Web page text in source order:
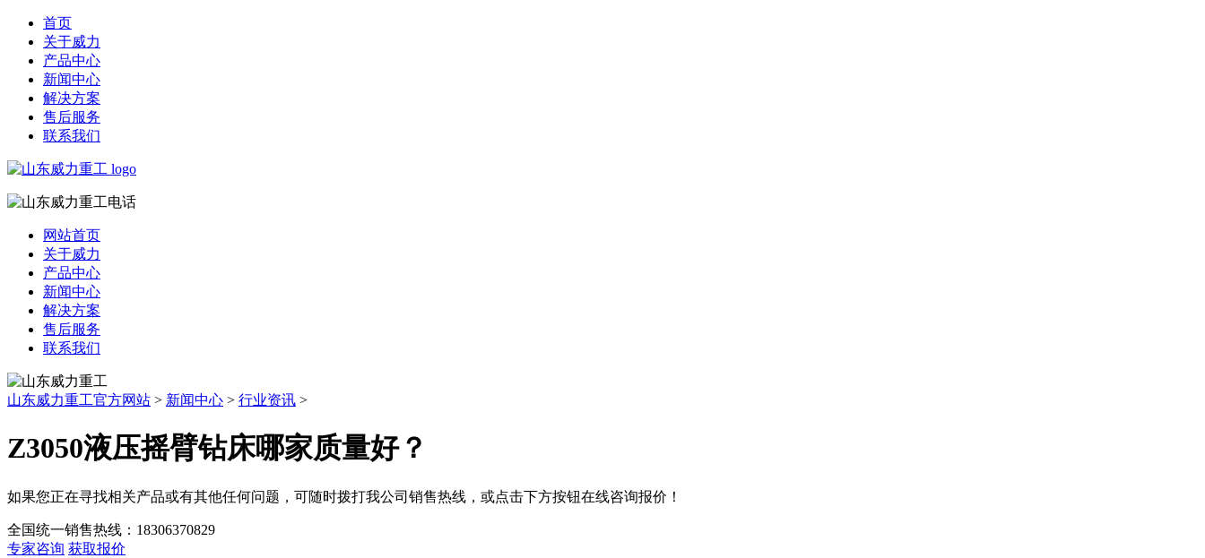
首页
关于威力
产品中心
新闻中心
解决方案
售后服务
联系我们
网站首页
关于威力
产品中心
新闻中心
解决方案
售后服务
联系我们
山东威力重工官方网站 > 新闻中心 > 行业资讯 >
Z3050液压摇臂钻床哪家质量好？
如果您正在寻找相关产品或有其他任何问题，可随时拨打我公司销售热线，或点击下方按钮在线咨询报价！
全国统一销售热线： 18306370829
专家咨询 获取报价